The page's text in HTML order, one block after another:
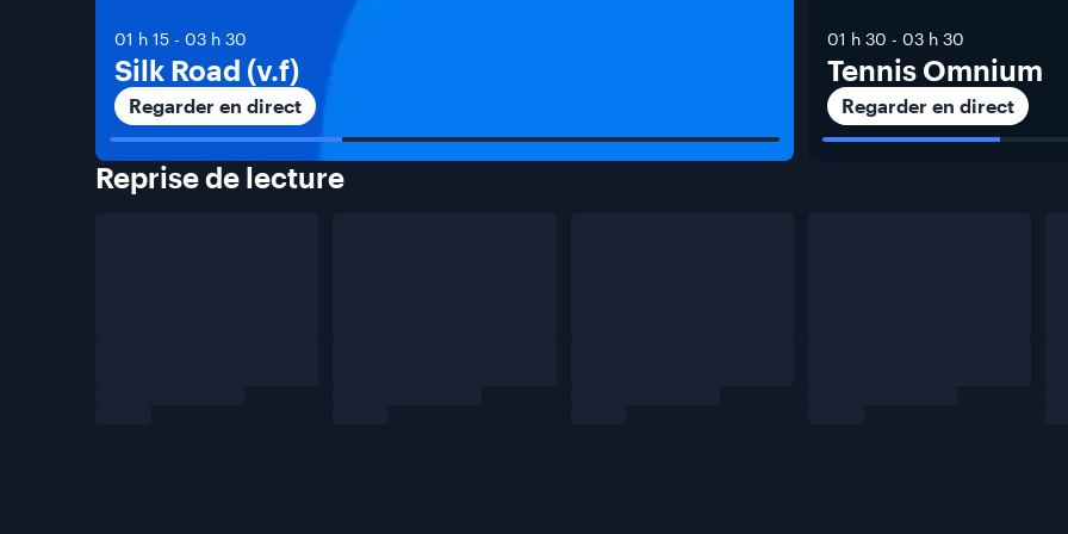
01 h 15 - 03 h 30
Silk Road (v.f)
Regarder en direct
01 h 30 - 03 h 30
Tennis Omnium
Regarder en direct
Reprise de lecture